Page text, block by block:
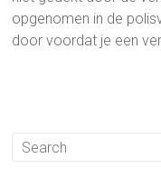
opgenomen in de
door voordat je een